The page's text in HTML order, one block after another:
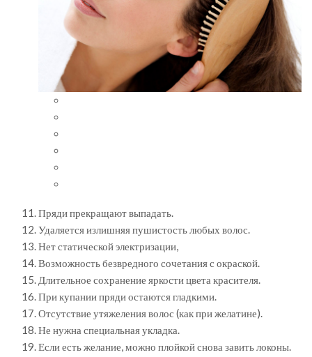
Пряди прекращают выпадать.
Удаляется излишняя пушистость любых волос.
Нет статической электризации,
Возможность безвредного сочетания с окраской.
Длительное сохранение яркости цвета красителя.
При купании пряди остаются гладкими.
Отсутствие утяжеления волос (как при желатине).
Не нужна специальная укладка.
Если есть желание, можно плойкой снова завить локоны.